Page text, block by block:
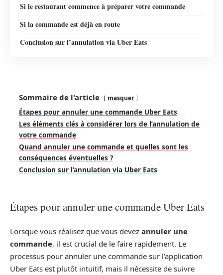
Si le restaurant commence à préparer votre commande
Si la commande est déjà en route
Conclusion sur l’annulation via Uber Eats
Sommaire de l'article masquer
Étapes pour annuler une commande Uber Eats
Les éléments clés à considérer lors de l’annulation de
votre commande
Quand annuler une commande et quelles sont les
conséquences éventuelles ?
Conclusion sur l’annulation via Uber Eats
Étapes pour annuler une commande Uber Eats
Lorsque vous réalisez que vous devez annuler une
commande, il est crucial de le faire rapidement. Le
processus pour annuler une commande sur l’application
Uber Eats est plutôt intuitif, mais il nécessite de suivre